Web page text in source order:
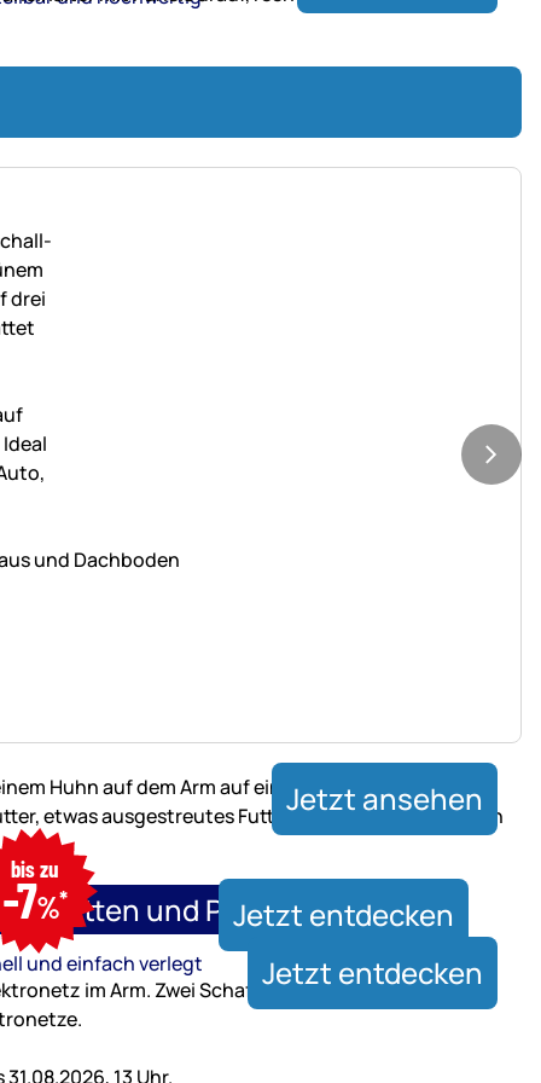
und Dachboden
Jetzt ansehen
und Paddockplatten
und einfach verlegt
nur
bis
31.08.2026,
13
Uhr
bis zu
-7%* Jetzt entdecken
Jetzt entdecken
13 Uhr.